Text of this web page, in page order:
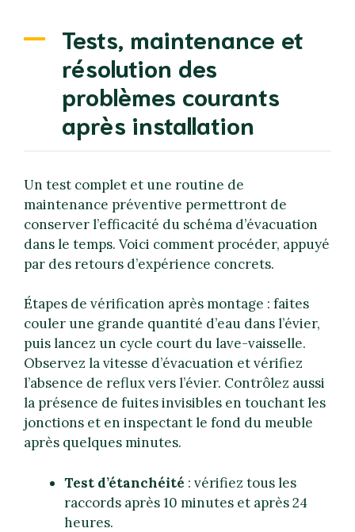
Tests, maintenance et
résolution des
problèmes courants
après installation
Un test complet et une routine de
maintenance préventive permettront de
conserver l’efficacité du schéma d’évacuation
dans le temps. Voici comment procéder, appuyé
par des retours d’expérience concrets.
Étapes de vérification après montage : faites
couler une grande quantité d’eau dans l’évier,
puis lancez un cycle court du lave-vaisselle.
Observez la vitesse d’évacuation et vérifiez
l’absence de reflux vers l’évier. Contrôlez aussi
la présence de fuites invisibles en touchant les
jonctions et en inspectant le fond du meuble
après quelques minutes.
Test d’étanchéité : vérifiez tous les
raccords après 10 minutes et après 24
heures.